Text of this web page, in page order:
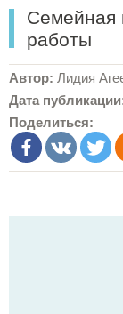
Семейная
работы
Автор: Лидия
Дата
Поделиться: